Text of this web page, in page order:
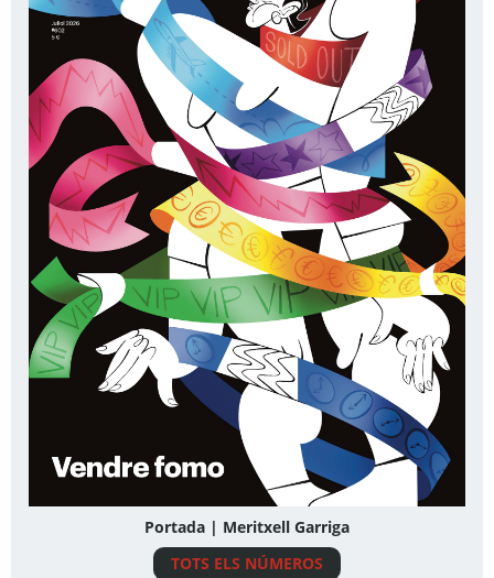
Portada | Meritxell Garriga
TOTS ELS NÚMEROS